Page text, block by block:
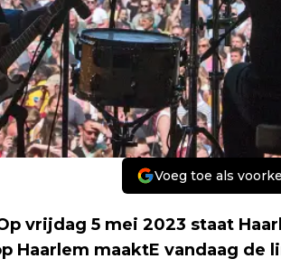
Voeg toe als
Op vrijdag 5 mei 2023 staat
Haarlem maaktE vandaag de